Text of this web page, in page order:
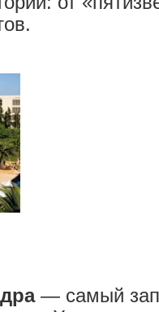
— самый